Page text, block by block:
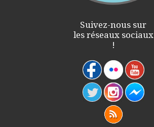
Suivez-nous sur
les réseaux sociaux
!